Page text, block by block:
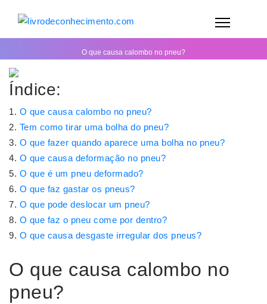
O que causa calombo no pneu?
Índice:
O que causa calombo no pneu?
Tem como tirar uma bolha do pneu?
O que fazer quando aparece uma bolha no pneu?
O que causa deformação no pneu?
O que é um pneu deformado?
O que faz gastar os pneus?
O que pode deslocar um pneu?
O que faz o pneu come por dentro?
O que causa desgaste irregular dos pneus?
O que causa calombo no
pneu?